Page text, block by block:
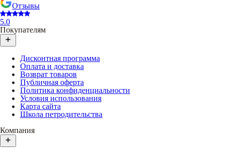
Отзывы
5.0
Покупателям
Дисконтная программа
Оплата и доставка
Возврат товаров
Публичная оферта
Политика конфиденциальности
Условия использования
Карта сайта
Школа петродительства
Компания